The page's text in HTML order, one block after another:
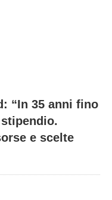
“In 35 anni fino
e scelte